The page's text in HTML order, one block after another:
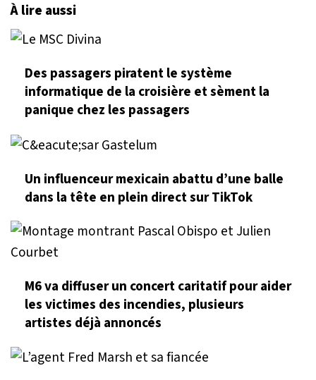
À lire aussi
Des passagers piratent le système
informatique de la croisière et sèment la
panique chez les passagers
Un influenceur mexicain abattu d’une balle
dans la tête en plein direct sur TikTok
M6 va diffuser un concert caritatif pour aider
les victimes des incendies, plusieurs
artistes déjà annoncés